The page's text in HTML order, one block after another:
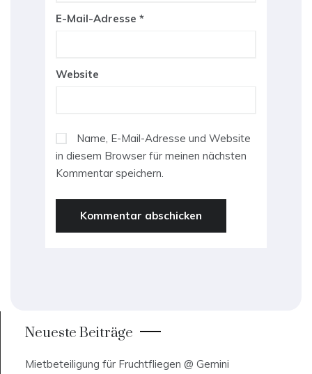
E-Mail-Adresse *
Website
Name, E-Mail-Adresse und Website
in diesem Browser für meinen nächsten
Kommentar speichern.
Neueste Beiträge
Mietbeteiligung für Fruchtfliegen @ Gemini